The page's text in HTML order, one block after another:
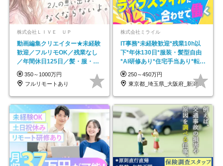
株式会社ＬＩＶＥ ＵＰ
動画編集クリエイター★未経験
歓迎／フルリモOK／残業なし
／年間休日125日／髪・服・ネ
イル自由／研修充実で安心
350～1000万円
フルリモートあり
株式会社ミライル
IT事務*未経験歓迎*残業10h以
下*年休130日*服装・髪型自由
*AI研修あり*住宅手当あり*転勤
なし
250～450万円
東京都_埼玉県_大阪府_新潟県_福岡県